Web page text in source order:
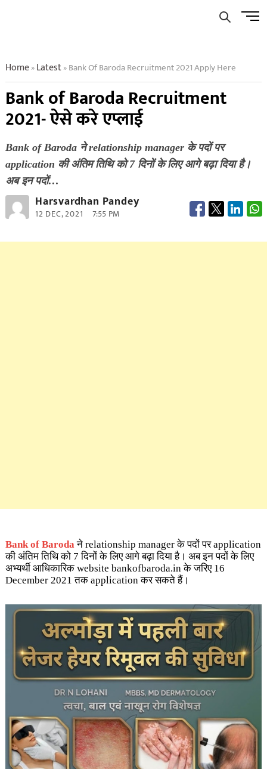
Menu
Home»Latest»Bank Of Baroda Recruitment 2021 Apply Here
Bank of Baroda Recruitment
2021- ऐसे करे एप्लाई
Bank of Baroda ने relationship manager के पदों पर
application की अंतिम तिथि को 7 दिनों के लिए आगे बढ़ा दिया है।
अब इन पदों…
Harsvardhan Pandey
12 DEC, 2021 7:55 PM
Bank of Barodaने relationship manager के पदों पर application
की अंतिम तिथि को 7 दिनों के लिए आगे बढ़ा दिया है। अब इन पदों के लिए
अभ्यर्थी आधिकारिक website bankofbaroda.in के जरिए 16
December 2021 तक application कर सकते हैं।